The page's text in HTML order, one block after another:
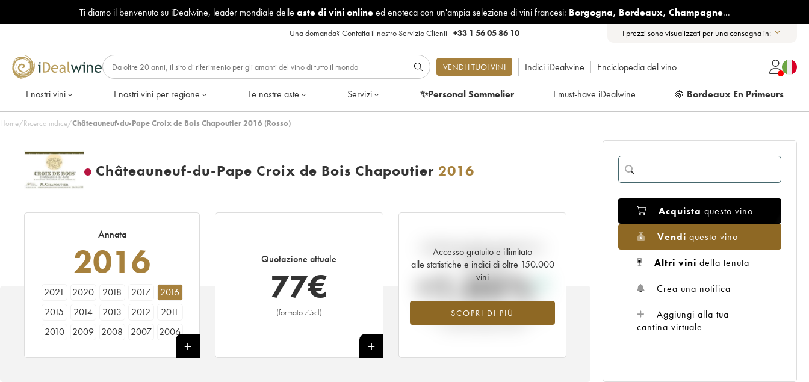
Ti diamo il benvenuto su iDealwine, leader mondiale delle aste di vini onlineed enoteca con un'ampia selezione di vini francesi: Borgogna, Bordeaux, Champagne...
Una domanda?Contatta il nostro Servizio Clienti |+33 1 56 05 86 10 I prezzi sono visualizzati per una consegna in:
VENDI I TUOI VINI Indici iDealwine Enciclopedia del vino
I nostri vini I nostri vini per regione Le nostre aste Servizi ✨Personal Sommelier I must-have iDealwine 🍇 Bordeaux En Primeurs
Home/Ricerca indice/Châteauneuf-du-Pape Croix de Bois Chapoutier 2016 (Rosso)
Châteauneuf-du-Pape Croix de Bois Chapoutier 2016
Annata
2016
2021 2020 2018 2017
2016
2015
2014 2013 2012
2011
2010
2009 2008 2007
2006
Quotazione attuale
77€
(formato 75cl)
+
Accesso gratuito e illimitato
alle statistiche e indici di oltre 150.000
vini
SCOPRI DI PIÙ
Andamento della quotazione in
tempo reale
+1.05%
Valore in aumento per l'annata 2016
nel 2026 rispetto al 2025
Acquista questo vino
Vendi questo vino
Altri vini della tenuta
Crea una notifica
Aggiungi alla tua
cantina virtuale